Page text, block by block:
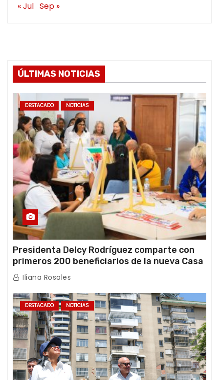
« Jul Sep »
ÚLTIMAS NOTICIAS
DESTACADO NOTICIAS
Presidenta Delcy Rodríguez comparte con
primeros 200 beneficiarios de la nueva Casa
de los Abuelos “La Primavera” en Caracas
Iliana Rosales
DESTACADO NOTICIAS